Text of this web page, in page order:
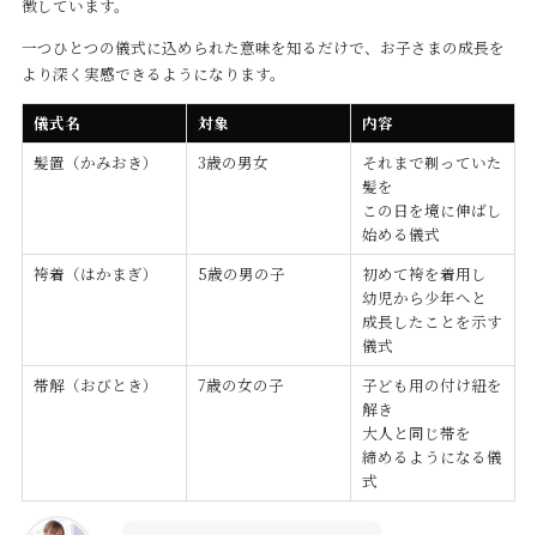
徴しています。
一つひとつの儀式に込められた意味を知るだけで、お子さまの成長を
より深く実感できるようになります。
儀式名 対象
内容
髪置（かみおき）
3歳の男女
それまで剃っていた
髪を
この日を境に伸ばし
始める儀式
袴着（はかまぎ）
5歳の男の子
初めて袴を着用し
幼児から少年へと
成長したことを示す
儀式
帯解（おびとき）
7歳の女の子
子ども用の付け紐を
解き
大人と同じ帯を
締めるようになる儀
式